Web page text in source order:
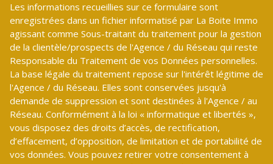
Les informations recueillies sur ce formulaire sont
enregistrées dans un fichier informatisé par La Boite Immo
agissant comme Sous-traitant du traitement pour la gestion
de la clientèle/prospects de l'Agence / du Réseau qui reste
Responsable du Traitement de vos Données personnelles.
La base légale du traitement repose sur l'intérêt légitime de
l'Agence / du Réseau. Elles sont conservées jusqu'à
demande de suppression et sont destinées à l'Agence / au
Réseau. Conformément à la loi « informatique et libertés »,
vous disposez des droits d’accès, de rectification,
d’effacement, d’opposition, de limitation et de portabilité de
vos données. Vous pouvez retirer votre consentement à